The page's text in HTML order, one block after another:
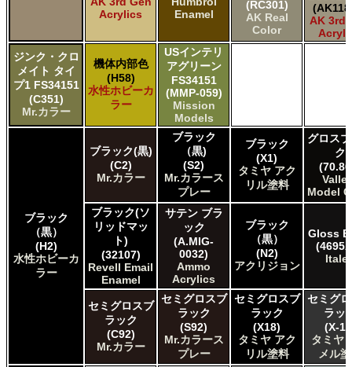
Acrylics
Enamel
(RC301)
AK Real
Color
AK 3rd
ジンク・クロ
メイト タイ
プ1 FS34151
(C351)
Mr.カラー
機体内部色
(H58)
水性ホビーカ
ラー
USインテリ
アグリーン
FS34151
(MMP-059)
Mission
Models
ブラック
（黒）
(H2)
水性ホビーカ
ラー
ブラック(黒)
(C2)
Mr.カラー
ブラック
（黒)
(S2)
Mr.カラース
プレー
ブラック
(X1)
タミヤ アク
リル塗料
グロス
ク
Model
ブラック(ソ
リッドマッ
ト)
(32107)
Revell Email
Enamel
サテン ブラ
ック
(A.MIG-
0032)
Ammo
Acrylics
ブラック
（黒）
(N2)
アクリジョン
Gloss
セミグロスブ
ラック
(C92)
Mr.カラー
セミグロスブ
ラック
(S92)
Mr.カラース
プレー
セミグロスブ
ラック
(X18)
タミヤ アク
リル塗料
セミグ
ラッ
(X-
タミヤ
メル